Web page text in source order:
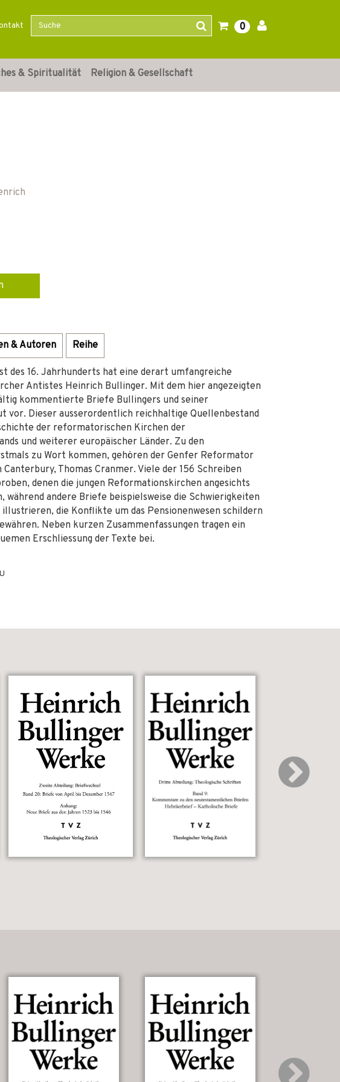
0
& Spiritualität Religion & Gesellschaft
& Autoren Reihe
des 16. Jahrhunderts hat eine derart umfangreiche
Antistes Heinrich Bullinger. Mit dem hier angezeigten
kommentierte Briefe Bullingers und seiner
vor. Dieser ausserordentlich reichhaltige Quellenbestand
der reformatorischen Kirchen der
und weiterer europäischer Länder. Zu den
zu Wort kommen, gehören der Genfer Reformator
Thomas Cranmer. Viele der 156 Schreiben
denen die jungen Reformationskirchen angesichts
andere Briefe beispielsweise die Schwierigkeiten
illustrieren, die Konflikte um das Pensionenwesen schildern
Neben kurzen Zusammenfassungen tragen ein
Erschliessung der Texte bei.